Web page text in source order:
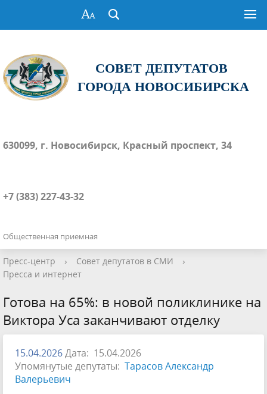
СОВЕТ ДЕПУТАТОВ
ГОРОДА НОВОСИБИРСКА
630099, г. Новосибирск, Красный проспект, 34
+7 (383) 227-43-32
Общественная приемная
Пресс-центр › Совет депутатов в СМИ
›
Пресса и интернет
Готова на 65%: в новой поликлинике на
Виктора Уса заканчивают отделку
15.04.2026Дата: 15.04.2026
Упомянутые депутаты: Тарасов Александр
Валерьевич